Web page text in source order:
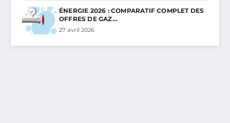
ÉNERGIE 2026 : COMPARATIF COMPLET DES
OFFRES DE GAZ…
27 avril 2026